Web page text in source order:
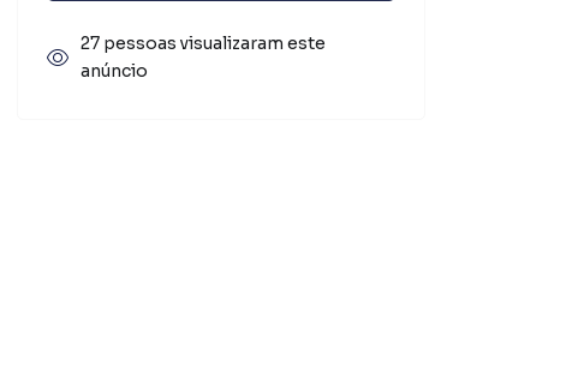
27 pessoas visualizaram este
anúncio